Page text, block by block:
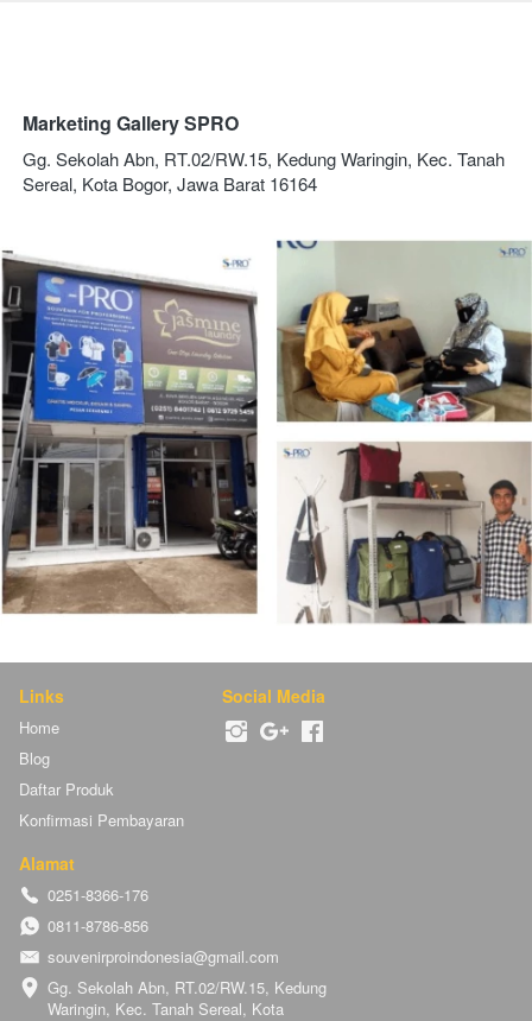
Marketing Gallery SPRO
Gg. Sekolah Abn, RT.02/RW.15, Kedung Waringin, Kec. Tanah
Sereal, Kota Bogor, Jawa Barat 16164
Links
Home
Blog
Daftar Produk
Konfirmasi Pembayaran
Social Media
Alamat
0251-8366-176
0811-8786-856
souvenirproindonesia@gmail.com
Gg. Sekolah Abn, RT.02/RW.15, Kedung
Waringin, Kec. Tanah Sereal, Kota